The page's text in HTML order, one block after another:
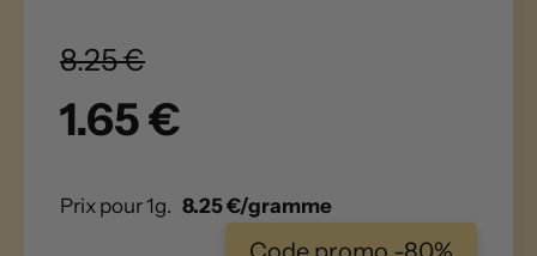
8.25 €
1.65 €
Prix pour 1g. 8.25 €/gramme